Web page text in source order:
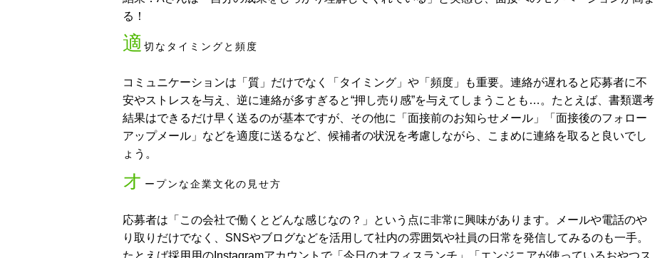
る！
適 切なタイミングと頻度
コミュニケーションは「質」だけでなく「タイミング」や「頻度」も重要。連絡が遅れると応募者に不
安やストレスを与え、逆に連絡が多すぎると“押し売り感”を与えてしまうことも…。たとえば、書類選考
結果はできるだけ早く送るのが基本ですが、その他に「面接前のお知らせメール」「面接後のフォロー
アップメール」などを適度に送るなど、候補者の状況を考慮しながら、こまめに連絡を取ると良いでし
ょう。
オ ープンな企業文化の見せ方
応募者は「この会社で働くとどんな感じなの？」という点に非常に興味があります。メールや電話のや
り取りだけでなく、SNSやブログなどを活用して社内の雰囲気や社員の日常を発信してみるのも一手。